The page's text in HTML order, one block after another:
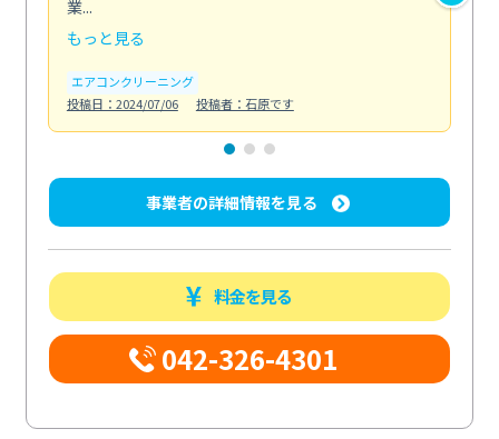
業...
もっと見る
エアコンクリーニング
投稿日：2024/07/06
投稿者：石原です
事業者の詳細情報を見る
料金を見る
042-326-4301